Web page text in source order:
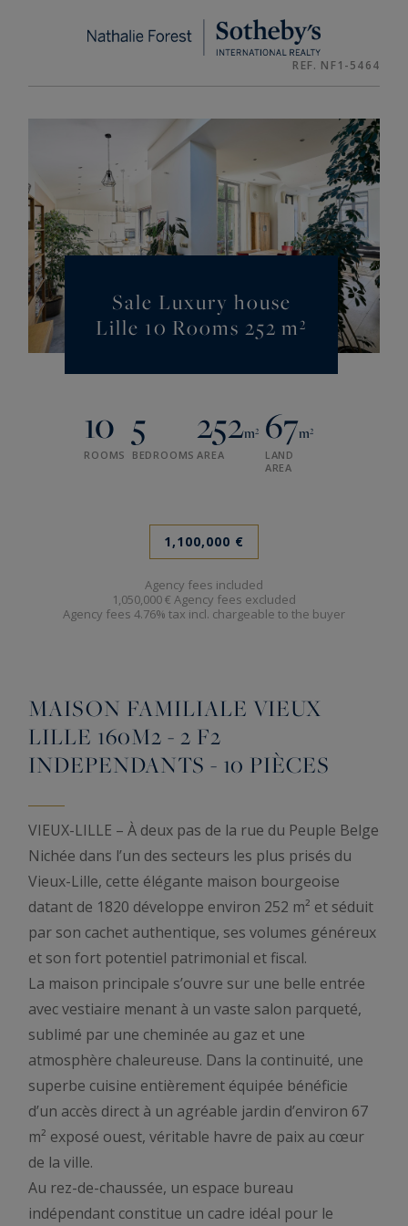
REF. NF1-5464
Sale Luxury house
Lille 10 Rooms 252 m²
10
ROOMS
5
BEDROOMS
252m²
AREA
67m²
LAND
AREA
1,100,000 €
Agency fees included
1,050,000 € Agency fees excluded
Agency fees 4.76% tax incl. chargeable to the buyer
MAISON FAMILIALE VIEUX
LILLE 160M2 - 2 F2
INDEPENDANTS - 10 PIÈCES
VIEUX-LILLE – À deux pas de la rue du Peuple Belge
Nichée dans l’un des secteurs les plus prisés du
Vieux-Lille, cette élégante maison bourgeoise
datant de 1820 développe environ 252 m² et séduit
par son cachet authentique, ses volumes généreux
et son fort potentiel patrimonial et fiscal.
La maison principale s’ouvre sur une belle entrée
avec vestiaire menant à un vaste salon parqueté,
sublimé par une cheminée au gaz et une
atmosphère chaleureuse. Dans la continuité, une
superbe cuisine entièrement équipée bénéficie
d’un accès direct à un agréable jardin d’environ 67
m² exposé ouest, véritable havre de paix au cœur
de la ville.
Au rez-de-chaussée, un espace bureau
indépendant constitue un cadre idéal pour le